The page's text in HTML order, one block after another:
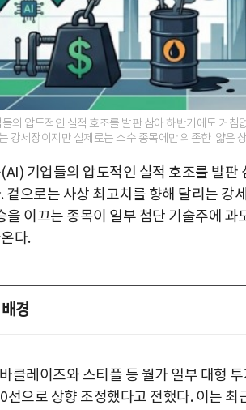
의 압도적인 실적 호조를 발판 삼아 하반기에도 거
강세장이지만 실제로는 소수 종목에만 의존한 '얇은
기업들의 압도적인 실적 호조를 발판
겉으로는 사상 최고치를 향해 달리는
이끄는 종목이 일부 첨단 기술주에
다.
경
클레이즈와 스티플 등 월가 일부 대형
선으로 상향 조정했다고 전했다. 이는